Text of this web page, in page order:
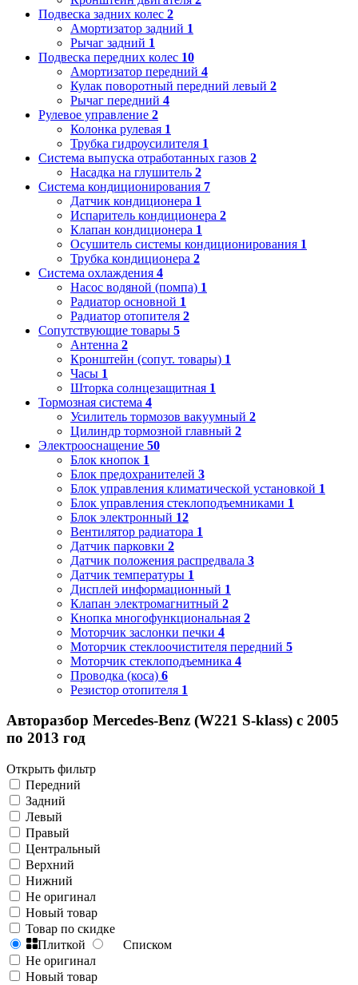
Подвеска задних колес 2
Амортизатор задний 1
Рычаг задний 1
Подвеска передних колес 10
Амортизатор передний 4
Кулак поворотный передний левый 2
Рычаг передний 4
Рулевое управление 2
Колонка рулевая 1
Трубка гидроусилителя 1
Система выпуска отработанных газов 2
Насадка на глушитель 2
Система кондиционирования 7
Датчик кондиционера 1
Испаритель кондиционера 2
Клапан кондиционера 1
Осушитель системы кондиционирования 1
Трубка кондиционера 2
Система охлаждения 4
Насос водяной (помпа) 1
Радиатор основной 1
Радиатор отопителя 2
Сопутствующие товары 5
Антенна 2
Кронштейн (сопут. товары) 1
Часы 1
Шторка солнцезащитная 1
Тормозная система 4
Усилитель тормозов вакуумный 2
Цилиндр тормозной главный 2
Электрооснащение 50
Блок кнопок 1
Блок предохранителей 3
Блок управления климатической установкой 1
Блок управления стеклоподъемниками 1
Блок электронный 12
Вентилятор радиатора 1
Датчик парковки 2
Датчик положения распредвала 3
Датчик температуры 1
Дисплей информационный 1
Клапан электромагнитный 2
Кнопка многофункциональная 2
Моторчик заслонки печки 4
Моторчик стеклоочистителя передний 5
Моторчик стеклоподъемника 4
Проводка (коса) 6
Резистор отопителя 1
Авторазбор Mercedes-Benz (W221 S-klass) с 2005
по 2013 год
Открыть фильтр
Передний
Задний
Левый
Правый
Центральный
Верхний
Нижний
Не оригинал
Новый товар
Товар по скидке
Плиткой
Списком
Не оригинал
Новый товар